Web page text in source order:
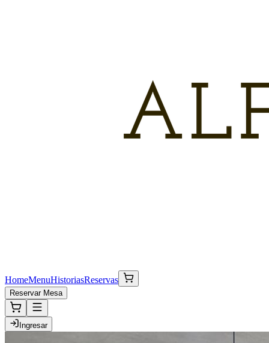
HomeMenuHistoriasReservas
Reservar Mesa
Ingresar